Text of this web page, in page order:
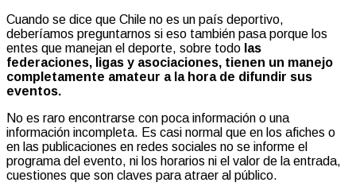
Cuando se dice que Chile no es un país deportivo,
deberíamos preguntarnos si eso también pasa porque los
entes que manejan el deporte, sobre todo las
federaciones, ligas y asociaciones, tienen un manejo
completamente amateur a la hora de difundir sus
eventos.
No es raro encontrarse con poca información o una
información incompleta. Es casi normal que en los afiches o
en las publicaciones en redes sociales no se informe el
programa del evento, ni los horarios ni el valor de la entrada,
cuestiones que son claves para atraer al público.